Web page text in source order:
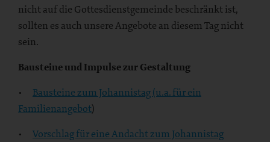
nicht auf die Gottesdienstgemeinde beschränkt ist,
sollten es auch unsere Angebote an diesem Tag nicht
sein.
Bausteine und Impulse zur Gestaltung
•
Bausteine zum Johannistag (u.a. für ein
Familienangebot)
•
Vorschlag für eine Andacht zum Johannistag